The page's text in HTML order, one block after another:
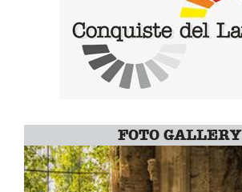
FOTO GALLERY